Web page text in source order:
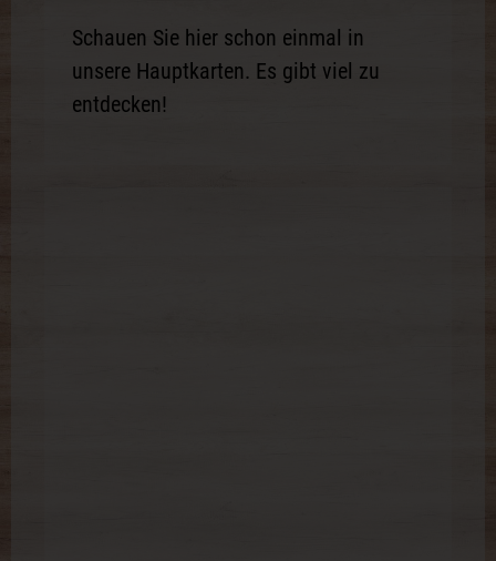
Schauen Sie hier schon einmal in
unsere Hauptkarten. Es gibt viel zu
entdecken!